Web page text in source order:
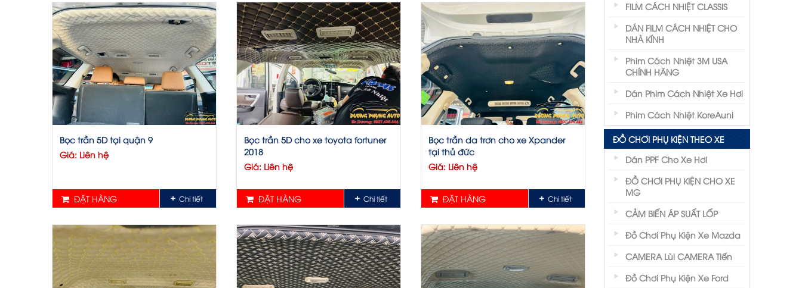
Bọc trần 5D tại quận 9
Giá: Liên hệ
ĐẶT HÀNG Chi tiết
Bọc trần 5D cho xe toyota fortuner
2018
Giá: Liên hệ
ĐẶT HÀNG Chi tiết
Bọc trần da trơn cho xe Xpander
tại thủ đức
Giá: Liên hệ
ĐẶT HÀNG Chi tiết
FILM CÁCH NHIỆT CLASSIS
DÁN FILM CÁCH NHIỆT CHO
NHÀ KÍNH
Phim Cách Nhiệt 3M USA
CHÍNH HÃNG
Dán Phim Cách Nhiệt Xe Hơi
Phim Cách Nhiệt KoreAuni
ĐỒ CHƠI PHỤ KIỆN THEO XE
Dán PPF Cho Xe Hơi
ĐỒ CHƠI PHỤ KIỆN CHO XE
MG
CẢM BIẾN ÁP SUẤT LỐP
Đồ Chơi Phụ Kiện Xe Mazda
CAMERA Lùi CAMERA Tiến
Đồ Chơi Phụ Kiện Xe Ford